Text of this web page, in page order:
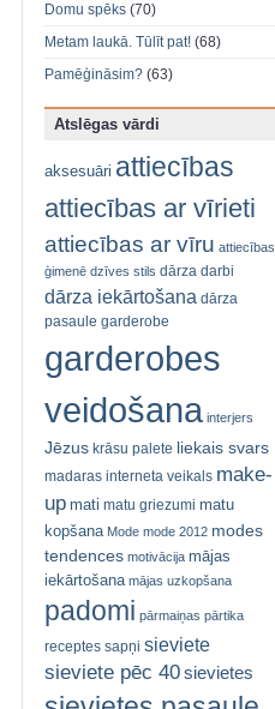
Domu spēks (70)
Metam laukā. Tūlīt pat! (68)
Pamēģināsim? (63)
Atslēgas vārdi
aksesuāri attiecības
attiecības ar vīrieti
attiecības ar vīru attiecības
ģimenē dzīves stils dārza darbi
dārza iekārtošana dārza
pasaule garderobe
garderobes
veidošana interjers
Jēzus krāsu palete liekais svars
madaras interneta veikals make-
up mati matu griezumi matu
kopšana Mode mode 2012 modes
tendences motivācija mājas
iekārtošana mājas uzkopšana
padomi pārmaiņas pārtika
receptes sapņi sieviete
sieviete pēc 40sievietes